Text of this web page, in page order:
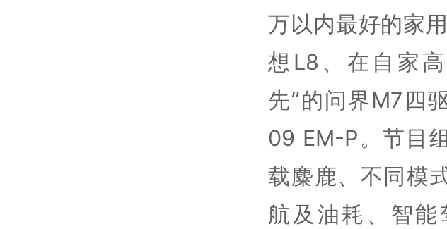
万以内最好的家
想L8、在自家
先”的问界M7四
09 EM-P。节目
载麋鹿、不同模
航及油耗、智